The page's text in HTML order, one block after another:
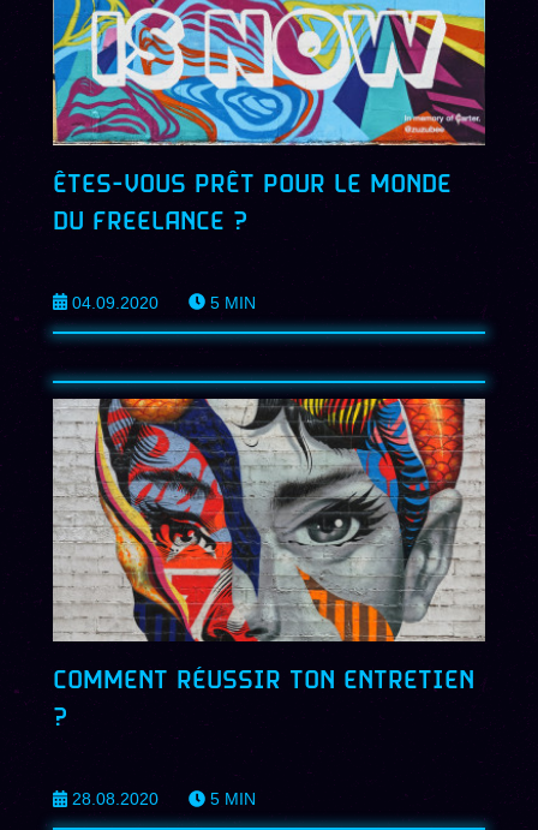
ÊTES-VOUS PRÊT POUR LE MONDE
DU FREELANCE ?
04.09.2020 5 MIN
COMMENT RÉUSSIR TON ENTRETIEN
?
28.08.2020 5 MIN